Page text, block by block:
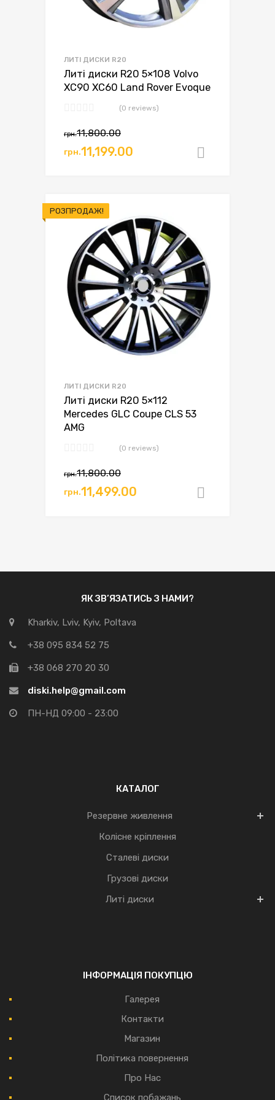
ЛИТІ ДИСКИ R20
Литі диски R20 5×108 Volvo
XC90 XC60 Land Rover Evoque
(0 reviews)
грн.11,800.00
Оригінальна
грн.11,199.00
РОЗПРОДАЖ!
ЛИТІ ДИСКИ R20
Литі диски R20 5×112
Mercedes GLC Coupe CLS 53
AMG
(0 reviews)
грн.11,800.00
Оригінальна
грн.11,499.00
ЯК ЗВ’ЯЗАТИСЬ З НАМИ?
Kharkiv, Lviv, Kyiv, Poltava
+38 095 834 52 75
+38 068 270 20 30
diski.help@gmail.com
ПН-НД 09:00 - 23:00
КАТАЛОГ
Резервне живлення
Колісне кріплення
Сталеві диски
Грузові диски
Литі диски
ІНФОРМАЦІЯ ПОКУПЦЮ
Галерея
Контакти
Магазин
Політика повернення
Про Нас
Список побажань